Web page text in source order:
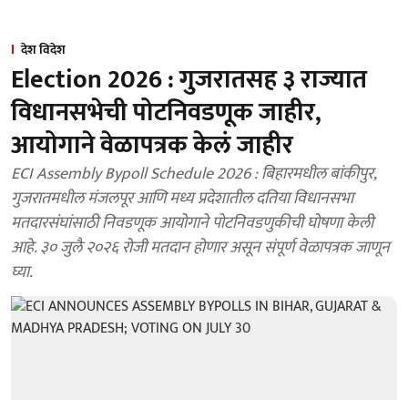
देश विदेश
Election 2026 : गुजरातसह ३ राज्यात
विधानसभेची पोटनिवडणूक जाहीर,
आयोगाने वेळापत्रक केलं जाहीर
ECI Assembly Bypoll Schedule 2026 : बिहारमधील बांकीपुर,
गुजरातमधील मंजलपूर आणि मध्य प्रदेशातील दतिया विधानसभा
मतदारसंघांसाठी निवडणूक आयोगाने पोटनिवडणुकीची घोषणा केली
आहे. ३० जुलै २०२६ रोजी मतदान होणार असून संपूर्ण वेळापत्रक जाणून
घ्या.